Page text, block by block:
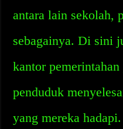
antara lain sekolah,
sebagainya. Di sini
kantor
penduduk
yang mereka hadapi.